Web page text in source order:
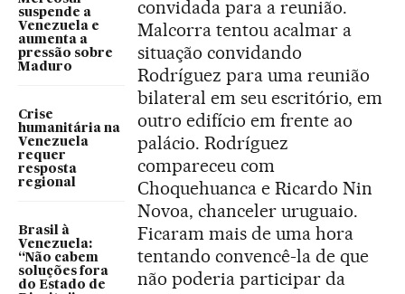
suspende a
Venezuela e
aumenta a
pressão sobre
Maduro
Crise
humanitária na
Venezuela
requer
resposta
regional
Brasil à
Venezuela:
“Não cabem
soluções fora
do Estado de
convidada para a reunião.
Malcorra tentou acalmar a
situação convidando
Rodríguez para uma reunião
bilateral em seu escritório, em
outro edifício em frente ao
palácio. Rodríguez
compareceu com
Choquehuanca e Ricardo Nin
Novoa, chanceler uruguaio.
Ficaram mais de uma hora
tentando convencê-la de que
não poderia participar da